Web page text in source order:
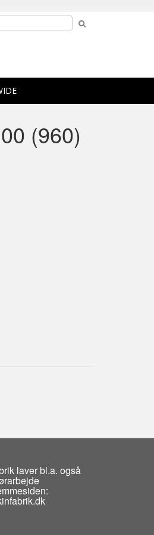
(960)
laver bl.a. også